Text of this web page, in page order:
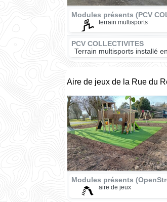
Modules présents (PCV
terrain multisports
PCV COLLECTIVITES
Terrain multisports installé
Aire de jeux de la Rue du
Modules présents
aire de jeux